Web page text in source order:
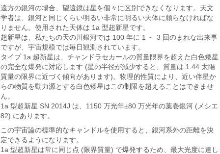
遠方の銀河の場合、望遠鏡は星を個々に区​​別できなくなります。天文
学者は、銀河と同じくらい明るい非常に明るい天体に頼らなければな
りません。使用された天体は 1a 型超新星です。
超新星は、私たちの天の川銀河では 100 年に 1 ～ 3 回のまれな出来事
ですが、宇宙規模では毎日観測されています。
タイプ 1a 超新星は、チャンドラセカールの質量限界を超えた白色矮星
の完全な爆発に対応します (星の半径が減少すると、質量は 1.44 太陽
質量の限界に近づく傾向があります)。物理的性質により、近い伴星か
らの物質を動力源とする白色矮星はこの制限を超えることはできませ
ん。
1a 型超新星 SN 2014J は、1150 万光年±80 万光年の葉巻銀河 (メシエ
82) にあります。
この宇宙論の標準的なキャンドルを使用すると、銀河系外の距離を決
定できるようになります。
1a 型超新星は常に同じ点 (限界質量) で爆発するため、最大光度に達し